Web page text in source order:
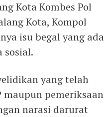
Kota Kombes Pol
Kota, Kompol
isu begal yang ada
sosial.
yang telah
maupun pemeriksaan
narasi darurat